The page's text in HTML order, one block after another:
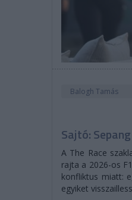
Balogh Tamás
Sajtó:
A The Race
rajta a 2026-os
konfliktus miatt:
egyiket